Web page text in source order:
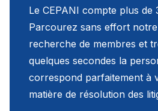
Le CEPANI compte plus de
Parcourez sans effort
recherche de membres et
quelques secondes la
correspond parfaitement à
matière de résolution des